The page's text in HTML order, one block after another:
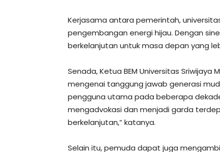
Kerjasama antara pemerintah,
pengembangan energi hijau. Dengan
berkelanjutan untuk masa depan yang
Senada, Ketua BEM Universitas Sriwijaya
mengenai tanggung jawab generasi
pengguna utama pada beberapa
mengadvokasi dan menjadi garda
berkelanjutan,” katanya.
Selain itu, pemuda dapat juga